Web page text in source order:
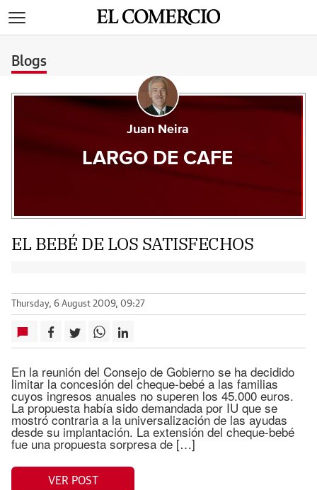
Blogs
Juan Neira
LARGO DE CAFE
EL BEBÉ DE LOS SATISFECHOS
Thursday, 6 August 2009, 09:27
En la reunión del Consejo de Gobierno se ha decidido
limitar la concesión del cheque-bebé a las familias
cuyos ingresos anuales no superen los 45.000 euros.
La propuesta había sido demandada por IU que se
mostró contraria a la universalización de las ayudas
desde su implantación. La extensión del cheque-bebé
fue una propuesta sorpresa de […]
VER POST